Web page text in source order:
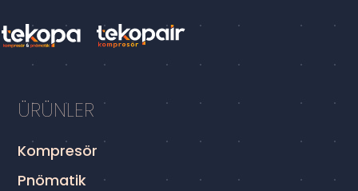
ÜRÜNLER
Kompresör
Pnömatik